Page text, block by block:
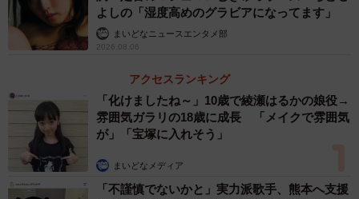
よしの「湿度高めのグラビアになってます」
まいどなニュースエンタメ部
2026.08.06
アクセスランキング
「化けましたね～」10歳で綾瀬はるかの娘役→
雰囲気ガラリの18歳に成長 「メイクで雰囲気
が」「宝塚に入れそう」
まいどなメディア
「不謹慎でないかと」実力派歌手、熊本へ支援